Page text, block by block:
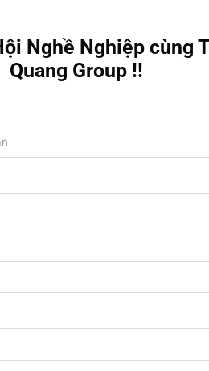
Nghề Nghiệp cùng
Quang Group !!